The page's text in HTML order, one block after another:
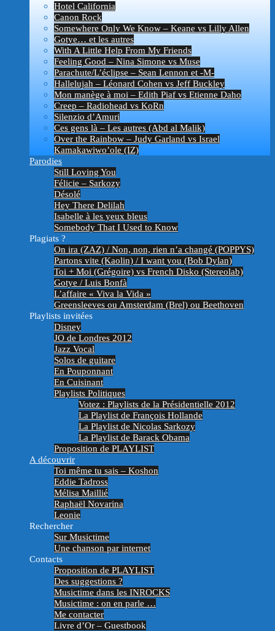
Hotel California
Canon Rock
Somewhere Only We Know – Keane vs Lilly Allen
Gotye… et les autres
With A Little Help From My Friends
Feeling Good – Nina Simone vs Muse
Parachute/L’éclipse – Sean Lennon et -M-
Hallelujah – Léonard Cohen vs Jeff Buckley
Mon manège à moi – Edith Piaf vs Etienne Daho
Creep – Radiohead vs KoRn
Silenzio d’Amuri
Ces gens là – Les autres (Abd al Malik)
Over the Rainbow – Judy Garland vs Israel
Kamakawiwo’ole (IZ)
Parodies
Still Loving You
Félicie – Sarkozy
Désolé
Hey There Delilah
Isabelle à les yeux bleus
Somebody That I Used to Know
Plagiats ?
On ira (ZAZ) / Non, non, rien n’a changé (POPPYS)
Partons vite (Kaolin) / I want you (Bob Dylan)
Toi + Moi (Grégoire) vs French Disko (Stereolab)
Gotye / Luis Bonfà
L’affaire « Viva la Vida »
Greensleeves ou Amsterdam (Brel) ou Beethoven
Playlists invitées
Disney
JO de Londres 2012
Jazz Vocal
Solos de guitare
En Pouponnant
En Cuisinant
Playlists Politiques
Votez : Playlists de la Présidentielle 2012
La Playlist de François Hollande
La Playlist de Nicolas Sarkozy
La Playlist de Barack Obama
Proposition de PLAYLIST
A découvrir
Toi même tu sais – Koshon
Eddie Tadross
Mélisa Maillié
Raphaël Novarina
Leonie
Rechercher
Sur Musictime
Une chanson par internet
Contacts
Proposition de PLAYLIST
Des suggestions ?
Musictime dans les INROCKS
Musictime : on en parle …
Me contacter
Livre d’Or – Guestbook